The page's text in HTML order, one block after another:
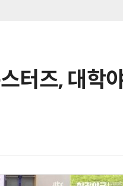
터즈, 대학
AI Native Enterprise를 지원하는 AI Ready Data 플랫폼 활용 전략